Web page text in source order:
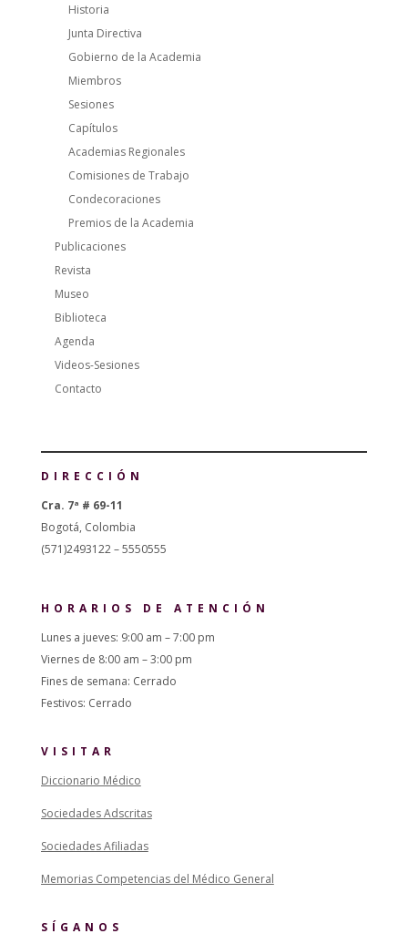
Historia
Junta Directiva
Gobierno de la Academia
Miembros
Sesiones
Capítulos
Academias Regionales
Comisiones de Trabajo
Condecoraciones
Premios de la Academia
Publicaciones
Revista
Museo
Biblioteca
Agenda
Videos-Sesiones
Contacto
DIRECCIÓN
Cra. 7ª # 69-11
Bogotá, Colombia
(571)2493122 – 5550555
HORARIOS DE ATENCIÓN
Lunes a jueves: 9:00 am – 7:00 pm
Viernes de 8:00 am – 3:00 pm
Fines de semana: Cerrado
Festivos: Cerrado
VISITAR
Diccionario Médico
Sociedades Adscritas
Sociedades Afiliadas
Memorias Competencias del Médico General
SÍGANOS